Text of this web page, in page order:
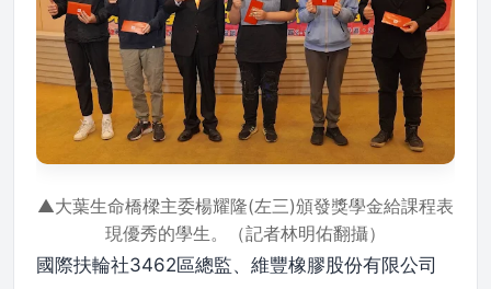
▲大葉生命橋樑主委楊耀隆(左三)頒發獎學金給課程表
現優秀的學生。（記者林明佑翻攝）
國際扶輪社3462區總監、維豐橡膠股份有限公司